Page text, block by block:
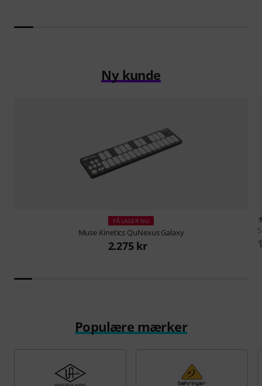
Ny kunde
PÅ LAGER NU
Muse Kinetics QuNexus Galaxy
2.275 kr
Populære mærker